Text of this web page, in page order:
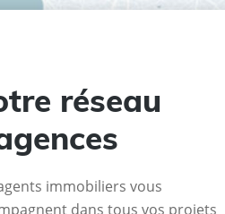
réseau
immobiliers vous
dans tous vos projets